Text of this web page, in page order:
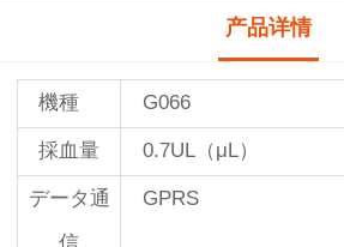
产品详情
機種 G066
採血量 0.7UL（μL）
データ通
GPRS